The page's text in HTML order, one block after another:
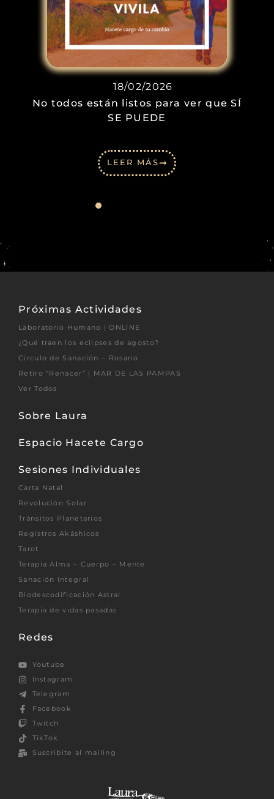
18/02/2026
No todos están listos para ver que SÍ
SE PUEDE
LEER MÁS
Próximas Actividades
Laboratorio Humano | ONLINE
¿Qué traen los eclipses de agosto?
Circulo de Sanación – Rosario
Retiro “Renacer” | MAR DE LAS PAMPAS
Ver Todos
Sobre Laura
Espacio Hacete Cargo
Sesiones Individuales
Carta Natal
Revolución Solar
Tránsitos Planetarios
Registros Akáshicos
Tarot
Terapia Alma – Cuerpo – Mente
Sanación Integral
Biodescodificación Astral
Terapia de vidas pasadas
Redes
Youtube
Instagram
Telegram
Facebook
Twitch
TikTok
Suscribite al mailing